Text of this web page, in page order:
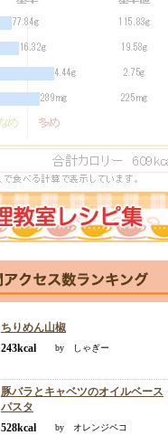
ちりめん山椒
243kcal
by しゃぎー
豚バラとキャベツのオイルベース
パスタ
528kcal
by オレンジペコ